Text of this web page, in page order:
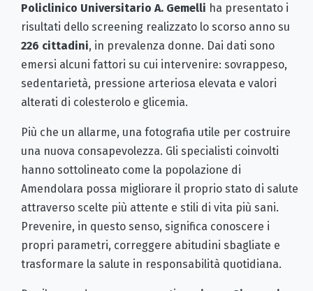
Policlinico Universitario A. Gemelli ha presentato i
risultati dello screening realizzato lo scorso anno su
226 cittadini, in prevalenza donne. Dai dati sono
emersi alcuni fattori su cui intervenire: sovrappeso,
sedentarietà, pressione arteriosa elevata e valori
alterati di colesterolo e glicemia.
Più che un allarme, una fotografia utile per costruire
una nuova consapevolezza. Gli specialisti coinvolti
hanno sottolineato come la popolazione di
Amendolara possa migliorare il proprio stato di salute
attraverso scelte più attente e stili di vita più sani.
Prevenire, in questo senso, significa conoscere i
propri parametri, correggere abitudini sbagliate e
trasformare la salute in responsabilità quotidiana.